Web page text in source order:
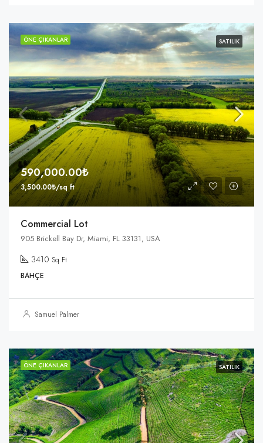
ÖNE ÇIKANLAR SATILIK
590,000.00₺
3,500.00₺/sq ft
Commercial Lot
905 Brickell Bay Dr, Miami, FL 33131, USA
3410 Sq Ft
BAHÇE
Samuel Palmer
ÖNE ÇIKANLAR SATILIK